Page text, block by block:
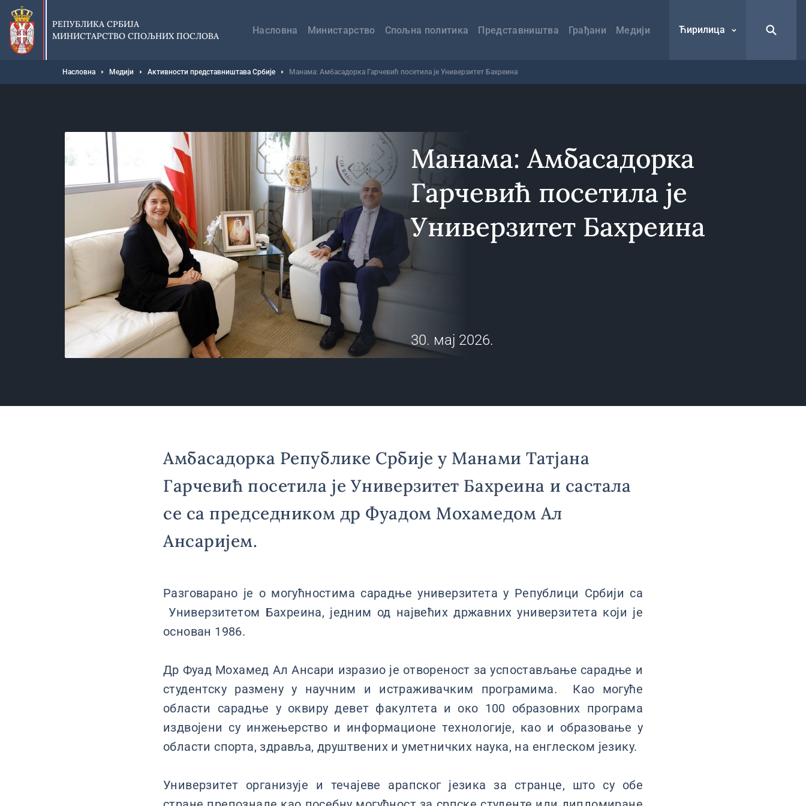
Прескочи
главни
део
садржаја
РЕПУБЛИКА СРБИЈА
МИНИСТАРСТВО СПОЉНИХ ПОСЛОВА
навигација
Насловна Министарство Спољна политика Представништва Грађани Медији Ћирилица
Мрвице
Насловна Медији Активности представништава Србије Манама: Амбасадорка Гарчевић посетила је Универзитет Бахреина
Манама: Амбасадорка
Гарчевић посетила је
Универзитет Бахреина
30. мај 2026.
Амбасадорка Републике Србије у Манами Татјана
Гарчевић посетила је Универзитет Бахреина и састала
се са председником др Фуадом Мохамедом Ал
Ансаријем.
Разговарано је о могућностима сарадње универзитета у Републици Србији са
Универзитетом Бахреина, једним од највећих државних универзитета који је
основан 1986.
Др Фуад Мохамед Ал Ансари изразио је отвореност за успостављање сарадње и
студентску размену у научним и истраживачким програмима. Као могуће
области сарадње у оквиру девет факултета и око 100 образовних програма
издвојени су инжењерство и информационе технологије, као и образовање у
области спорта, здравља, друштвених и уметничких наука, на енглеском језику.
Универзитет организује и течајеве арапског језика за странце, што су обе